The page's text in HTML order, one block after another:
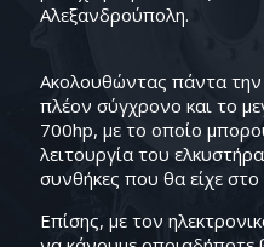
Αλεξανδρούπολη.
Ακολουθώντας πάντα την
πλέον σύγχρονο και το
700hp, με το οποίο
λειτουργία του
συνθήκες που θα είχε
Επίσης, με τον